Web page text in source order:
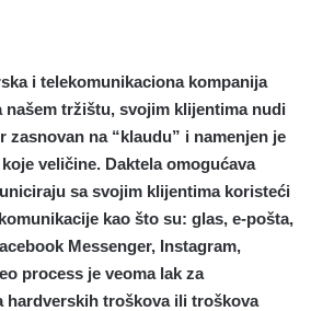
i telekomunikaciona kompanija
našem tržištu, svojim klijentima nudi
zasnovan na “klaudu” i namenjen je
veličine. Daktela omogućava
sa svojim klijentima koristeći
kao što su: glas, e-pošta,
Messenger, Instagram,
process je veoma lak za
hardverskih troškova ili troškova